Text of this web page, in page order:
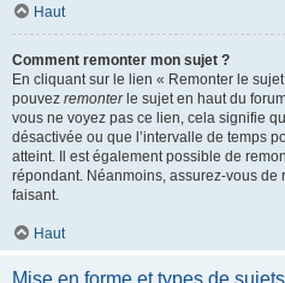
Haut
Comment remonter mon sujet ?
En cliquant sur le lien « Remonter le
pouvez remonterle sujet en haut du
vous ne voyez pas ce lien, cela signifie
désactivée ou que l’intervalle de temps
atteint. Il est également possible de
répondant. Néanmoins, assurez-vous de
faisant.
Haut
Mise en forme et types de sujets